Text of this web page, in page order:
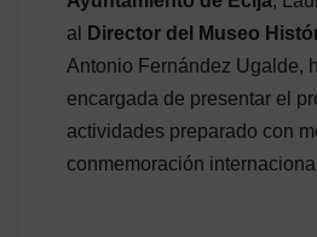
al
Director del Museo
Antonio Fernández Ugalde,
encargada de presentar el
actividades preparado con
conmemoración